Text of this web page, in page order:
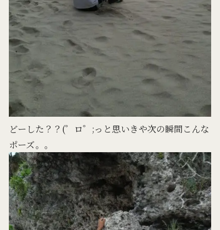
どーした？？(゜ロ゜;っと思いきや次の瞬間こんな
ポーズ。。